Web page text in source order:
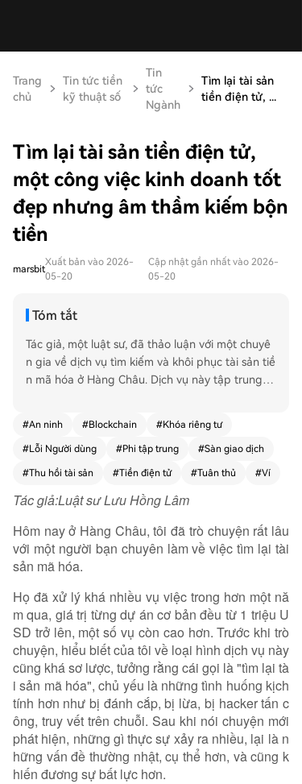
Trang
chủ
Tin tức tiền
kỹ thuật số
Tin
tức
Ngành
Tìm lại tài sản
tiền điện tử, ...
Tìm lại tài sản tiền điện tử,
một công việc kinh doanh tốt
đẹp nhưng âm thầm kiếm bộn
tiền
marsbit
Xuất bản vào 2026-
05-20
Cập nhật gần nhất vào 2026-
05-20
Tóm tắt
Tác giả, một luật sư, đã thảo luận với một chuyê
n gia về dịch vụ tìm kiếm và khôi phục tài sản tiề
n mã hóa ở Hàng Châu. Dịch vụ này tập trung c
mạng lưới (chain), quên ghi memo/tag khi nạp ti
ền lên sàn, hỏng thiết bị/ví, sai sót với cụm từ kh
ôi phục (seed phrase), và các vấn đề với tài kho
minh không thành công). Nhu cầu này bắt nguồ
ó thể chưa hiểu rõ bản chất "tự quản lý" của ví p
hi tập trung. Trong khi quyền kiểm soát tài sản c
ao hơn, trách nhiệm về thao tác và bảo mật cũn
g thuộc về người dùng. Khi xảy ra sự cố, việc tìm
kiếm sự trợ giúp thường khó khăn vì thiếu các kê
nh hỗ trợ tập trung như trong tài chính truyền th
ống. Dịch vụ khôi phục cung cấp giá trị bằng cá
ch giúp người dùng chẩn đoán vấn đề, giao tiếp
hiệu quả với các sàn giao dịch (vốn thường yêu
cầu thông tin kỹ thuật như hash giao dịch), và tì
m kiếm các giải pháp kỹ thuật hoặc pháp lý phù
hợp. Tuy nhiên, thị trường này tồn tại nhiều rủi r
o, như các đối tượng trung gian không có năng l
ực thực sự hoặc thậm chí lừa đảo thứ cấp (yêu c
#An ninh #Blockchain #Khóa riêng tư
#Lỗi Người dùng #Phi tập trung #Sàn giao dịch
#Thu hồi tài sản #Tiền điện tử #Tuân thủ #Ví
Tác giả:Luật sư Lưu Hồng Lâm
Hôm nay ở Hàng Châu, tôi đã trò chuyện rất lâu
với một người bạn chuyên làm về việc tìm lại tài
sản mã hóa.
Họ đã xử lý khá nhiều vụ việc trong hơn một nă
m qua, giá trị từng dự án cơ bản đều từ 1 triệu U
SD trở lên, một số vụ còn cao hơn. Trước khi trò
chuyện, hiểu biết của tôi về loại hình dịch vụ này
cũng khá sơ lược, tưởng rằng cái gọi là "tìm lại tà
i sản mã hóa", chủ yếu là những tình huống kịch
tính hơn như bị đánh cắp, bị lừa, bị hacker tấn c
ông, truy vết trên chuỗi. Sau khi nói chuyện mới
phát hiện, những gì thực sự xảy ra nhiều, lại là n
hững vấn đề thường nhật, cụ thể hơn, và cũng k
hiến đương sự bất lực hơn.